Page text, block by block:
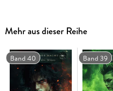
Keiner von beiden ahnt, dass
außer Kontrolle geraten ist. Das
Machtvolle Zauber,
Mehr aus dieser Reihe
Band 40 Band 39